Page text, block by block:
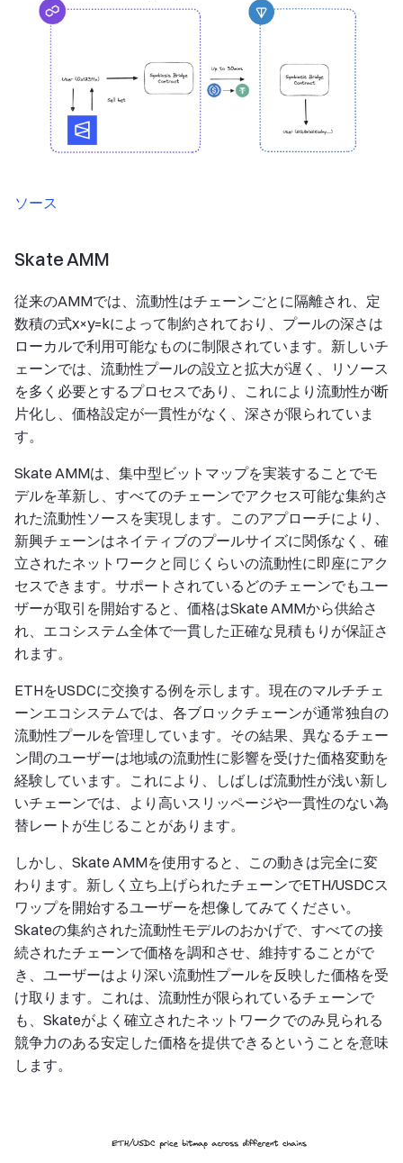
ソース
Skate AMM
従来のAMMでは、流動性はチェーンごとに隔離され、定
数積の式x×y=kによって制約されており、プールの深さは
ローカルで利用可能なものに制限されています。新しいチ
ェーンでは、流動性プールの設立と拡大が遅く、リソース
を多く必要とするプロセスであり、これにより流動性が断
片化し、価格設定が一貫性がなく、深さが限られていま
す。
Skate AMMは、集中型ビットマップを実装することでモ
デルを革新し、すべてのチェーンでアクセス可能な集約さ
れた流動性ソースを実現します。このアプローチにより、
新興チェーンはネイティブのプールサイズに関係なく、確
立されたネットワークと同じくらいの流動性に即座にアク
セスできます。サポートされているどのチェーンでもユー
ザーが取引を開始すると、価格はSkate AMMから供給さ
れ、エコシステム全体で一貫した正確な見積もりが保証さ
れます。
ETHをUSDCに交換する例を示します。現在のマルチチェ
ーンエコシステムでは、各ブロックチェーンが通常独自の
流動性プールを管理しています。その結果、異なるチェー
ン間のユーザーは地域の流動性に影響を受けた価格変動を
経験しています。これにより、しばしば流動性が浅い新し
いチェーンでは、より高いスリッページや一貫性のない為
替レートが生じることがあります。
しかし、Skate AMMを使用すると、この動きは完全に変
わります。新しく立ち上げられたチェーンでETH/USDCス
ワップを開始するユーザーを想像してみてください。
Skateの集約された流動性モデルのおかげで、すべての接
続されたチェーンで価格を調和させ、維持することがで
き、ユーザーはより深い流動性プールを反映した価格を受
け取ります。これは、流動性が限られているチェーンで
も、Skateがよく確立されたネットワークでのみ見られる
競争力のある安定した価格を提供できるということを意味
します。